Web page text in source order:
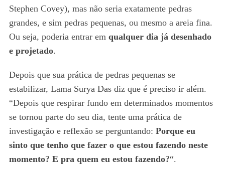
Stephen Covey), mas não seria exatamente pedras
grandes, e sim pedras pequenas, ou mesmo a areia fina.
Ou seja, poderia entrar em qualquer dia já desenhado
e projetado.
Depois que sua prática de pedras pequenas se
estabilizar, Lama Surya Das diz que é preciso ir além.
“Depois que respirar fundo em determinados momentos
se tornou parte do seu dia, tente uma prática de
investigação e reflexão se perguntando: Porque eu
sinto que tenho que fazer o que estou fazendo neste
momento? E pra quem eu estou fazendo?“.